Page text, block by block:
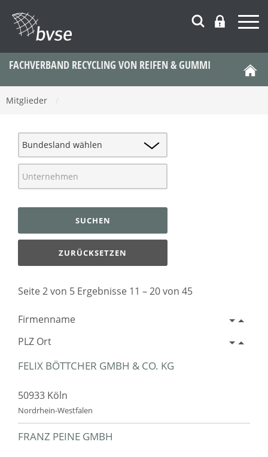
FACHVERBAND RECYCLING VON REIFEN & GUMMI
Mitglieder
SUCHEN
ZURÜCKSETZEN
Seite 2 von 5 Ergebnisse 11 – 20 von 45
Firmenname
PLZ Ort
FELIX BÖTTCHER GMBH & CO. KG
50933 Köln
Nordrhein-Westfalen
FRANZ PEINE GMBH